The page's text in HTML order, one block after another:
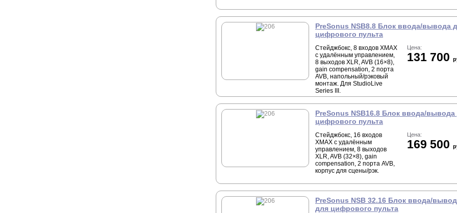
PreSonus NSB8.8 Блок ввода/вывода
цифрового пульта
Стейджбокс, 8 входов XMAX
с удалённым управлением,
8 выходов XLR, AVB (16×8),
gain compensation, 2 порта
AVB, напольный/рэковый
монтаж. Для StudioLive
Series III.
Цена:
131 700
PreSonus NSB16.8 Блок ввода/вывода
цифрового пульта
Стейджбокс, 16 входов
XMAX с удалённым
управлением, 8 выходов
XLR, AVB (32×8), gain
compensation, 2 порта AVB,
корпус для сцены/рэк.
Цена:
169 500
PreSonus NSB 32.16 Блок ввода/
для цифрового пульта